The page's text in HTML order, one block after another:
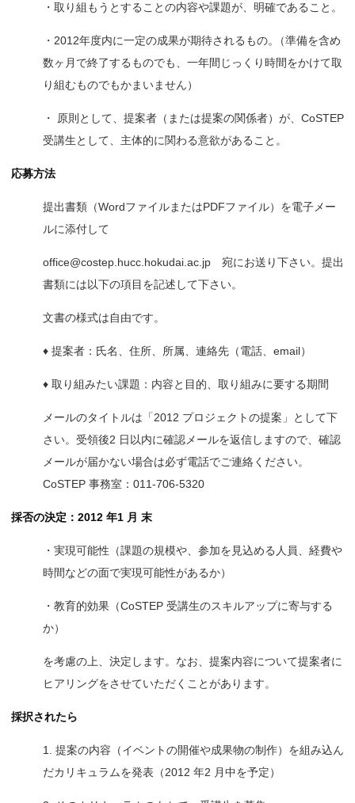
・取り組もうとすることの内容や課題が、明確であること。
・2012年度内に一定の成果が期待されるもの。
（準備を含め
数ヶ月で終了するものでも、一年間じっくり時間をかけて取
り組むものでもかまいません）
・ 原則として、提案者（または提案の関係者）が、CoSTEP
受講生として、主体的に関わる意欲があること。
応募方法
提出書類（WordファイルまたはPDFファイル）を電子メー
ルに添付して
office@costep.hucc.hokudai.ac.jp 宛にお送り下さい。提出
書類には以下の項目を記述して下さい。
文書の様式は自由です。
♦ 提案者：氏名、住所、所属、連絡先（電話、email）
♦ 取り組みたい課題：内容と目的、取り組みに要する期間
メールのタイトルは「2012 プロジェクトの提案」として下
さい。受領後2 日以内に確認メールを返信しますので、確認
メールが届かない場合は必ず電話でご連絡ください。
CoSTEP 事務室：011-706-5320
採否の決定：2012 年1 月 末
・実現可能性（課題の規模や、参加を見込める人員、経費や
時間などの面で実現可能性があるか）
・教育的効果（CoSTEP 受講生のスキルアップに寄与する
か）
を考慮の上、決定します。なお、提案内容について提案者に
ヒアリングをさせていただくことがあります。
採択されたら
1. 提案の内容（イベントの開催や成果物の制作）を組み込ん
だカリキュラムを発表（2012 年2 月中を予定）